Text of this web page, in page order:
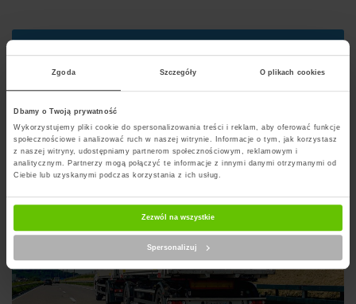
Zgoda Szczegóły O plikach cookies
Dbamy o Twoją prywatność
Wykorzystujemy pliki cookie do spersonalizowania treści i reklam, aby oferować funkcje
społecznościowe i analizować ruch w naszej witrynie. Informacje o tym, jak korzystasz
z naszej witryny, udostępniamy partnerom społecznościowym, reklamowym i
analitycznym. Partnerzy mogą połączyć te informacje z innymi danymi otrzymanymi od
Ciebie lub uzyskanymi podczas korzystania z ich usług.
Zezwól na wszystkie
Spersonalizuj
Szukaj punktu